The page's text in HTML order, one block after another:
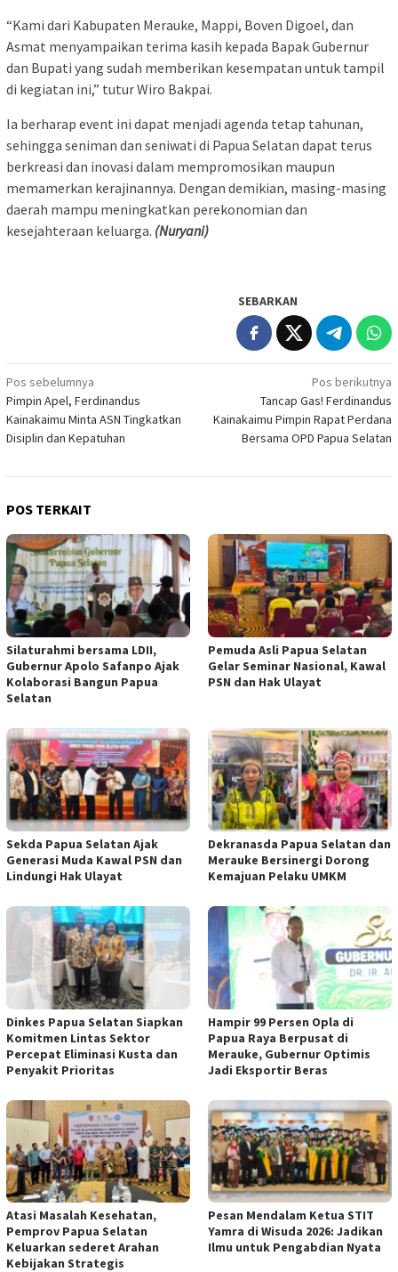
“Kami dari Kabupaten Merauke, Mappi, Boven Digoel, dan
Asmat menyampaikan terima kasih kepada Bapak Gubernur
dan Bupati yang sudah memberikan kesempatan untuk tampil
di kegiatan ini,” tutur Wiro Bakpai.
Ia berharap event ini dapat menjadi agenda tetap tahunan,
sehingga seniman dan seniwati di Papua Selatan dapat terus
berkreasi dan inovasi dalam mempromosikan maupun
memamerkan kerajinannya. Dengan demikian, masing-masing
daerah mampu meningkatkan perekonomian dan
kesejahteraan keluarga. (Nuryani)
SEBARKAN
Navigasi
pos
Pos sebelumnya
Pimpin Apel, Ferdinandus
Kainakaimu Minta ASN Tingkatkan
Disiplin dan Kepatuhan
Pos berikutnya
Tancap Gas! Ferdinandus
Kainakaimu Pimpin Rapat Perdana
Bersama OPD Papua Selatan
POS TERKAIT
Silaturahmi bersama LDII,
Gubernur Apolo Safanpo Ajak
Kolaborasi Bangun Papua
Selatan
Pemuda Asli Papua Selatan
Gelar Seminar Nasional, Kawal
PSN dan Hak Ulayat
Sekda Papua Selatan Ajak
Generasi Muda Kawal PSN dan
Lindungi Hak Ulayat
Dekranasda Papua Selatan dan
Merauke Bersinergi Dorong
Kemajuan Pelaku UMKM
Dinkes Papua Selatan Siapkan
Komitmen Lintas Sektor
Percepat Eliminasi Kusta dan
Penyakit Prioritas
Hampir 99 Persen Opla di
Papua Raya Berpusat di
Merauke, Gubernur Optimis
Jadi Eksportir Beras
Atasi Masalah Kesehatan,
Pemprov Papua Selatan
Keluarkan sederet Arahan
Kebijakan Strategis
Pesan Mendalam Ketua STIT
Yamra di Wisuda 2026: Jadikan
Ilmu untuk Pengabdian Nyata